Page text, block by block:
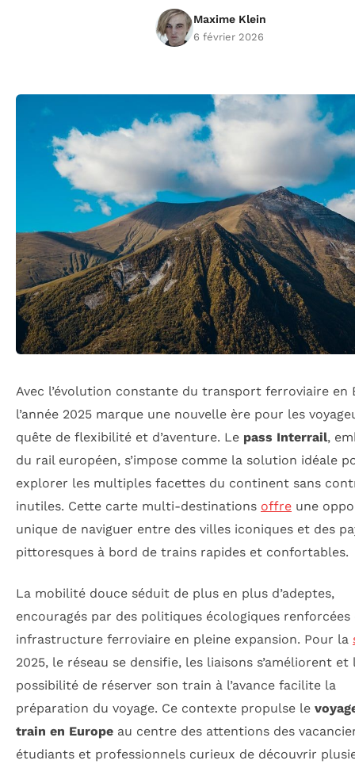
Maxime Klein
6 février 2026
Avec l’évolution constante du transport ferroviaire en
l’année 2025 marque une nouvelle ère pour les
quête de flexibilité et d’aventure. Le pass Interrail,
du rail européen, s’impose comme la solution idéale
explorer les multiples facettes du continent sans
inutiles. Cette carte multi-destinations offre une
unique de naviguer entre des villes iconiques et des
pittoresques à bord de trains rapides et confortables.
La mobilité douce séduit de plus en plus d’adeptes,
encouragés par des politiques écologiques renforcées
infrastructure ferroviaire en pleine expansion. Pour la
2025, le réseau se densifie, les liaisons s’améliorent et
possibilité de réserver son train à l’avance facilite la
préparation du voyage. Ce contexte propulse le
train en Europe au centre des attentions des
étudiants et professionnels curieux de découvrir